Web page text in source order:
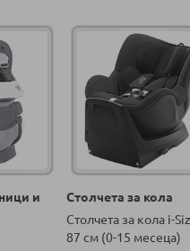
и
Столчета за кола
Столчета за кола i-
87 см (0-15 месеца)